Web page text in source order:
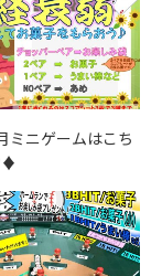
ニゲームはこち